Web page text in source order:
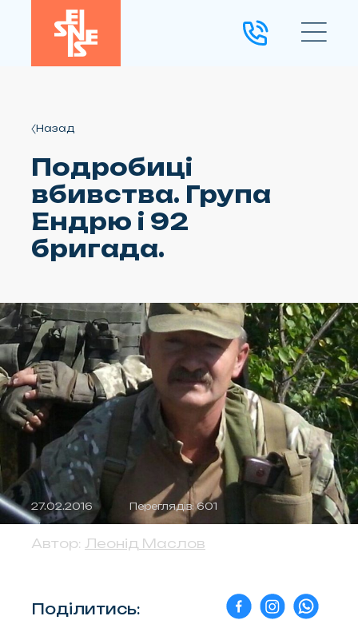
Назад
Подробиці
вбивства. Група
Ендрю і 92
бригада.
27.02.2016 Переглядів: 601
Автор: Леонід Маслов
Поділитись: